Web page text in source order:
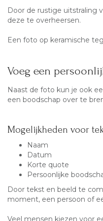
Door de rustige uitstraling
deze te overheersen.
Een foto op keramische
Voeg een
Naast de foto kun je ook
een boodschap over te
Mogelijkheden voor
Naam
Datum
Korte quote
Persoonlijke
Door tekst en beeld te
moment, een persoon of
Veel mensen kiezen voor